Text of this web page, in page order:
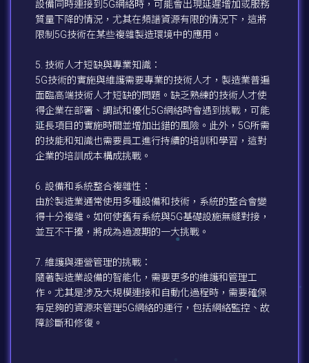
設備同時連接到5G網絡時，可能會出現延遲增加或服務
質量下降的情況，尤其在頻譜資源有限的情況下，這將
限制5G技術在某些複雜製造環境中的應用。
5. 技術人才短缺與專業知識：
5G技術的實施與維護需要專業的技術人才，製造業普遍
面臨高端技術人才短缺的問題。缺乏熟練的技術人才使
得企業在部署、調試和優化5G網絡時會遇到挑戰，可能
延長項目的實施時間並增加出錯的風險。此外，5G所需
的技能和知識也需要員工進行持續的培訓和學習，這對
企業的培訓成本構成挑戰。
6. 設備和系統整合複雜性：
由於製造業通常使用多種設備和技術，系統的整合會變
得十分複雜。如何使舊有系統與5G基礎設施無縫對接，
並互不干擾，將成為過渡期的一大挑戰。
7. 維護與運營管理的挑戰：
隨著製造業設備的智能化，需要更多的維護和管理工
作。尤其是涉及大規模連接和自動化過程時，需要確保
有足夠的資源來管理5G網絡的運行，包括網絡監控、故
障診斷和修復。